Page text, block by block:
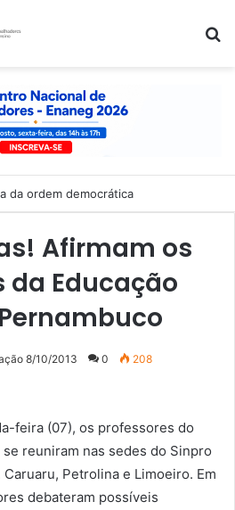
da ordem democrática
Afirmam os
da Educação
8/10/2013 0 208
feira (07), os professores do
reuniram nas sedes do Sinpro
Petrolina e Limoeiro. Em
debateram possíveis